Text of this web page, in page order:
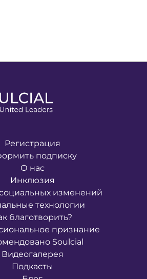
Регистрация
подписку
О нас
Инклюзия
изменений
технологии
благотворить?
признание
Soulcial
Видеогалерея
Подкасты